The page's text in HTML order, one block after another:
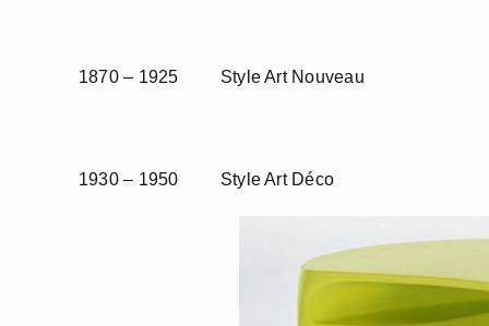
1870 – 1925 Style Art Nouveau
1930 – 1950 Style Art Déco